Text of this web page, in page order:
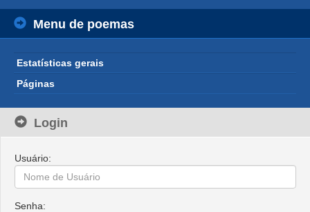
Menu de poemas
Estatísticas gerais
Páginas
Login
Usuário:
Senha: